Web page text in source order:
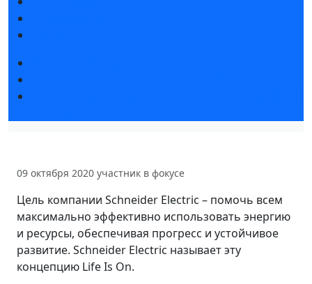
09 октября 2020 участник в фокусе
Цель компании Schneider Electric – помочь всем
максимально эффективно использовать энергию
и ресурсы, обеспечивая прогресс и устойчивое
развитие. Schneider Electric называет эту
концепцию Life Is On.